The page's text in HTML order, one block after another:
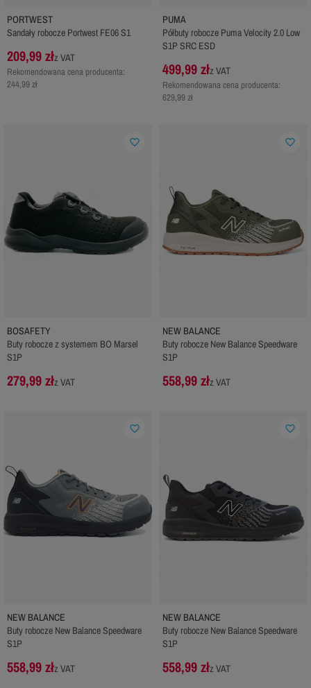
PORTWEST
Sandały robocze Portwest FE06 S1
209,99 złz VAT
Rekomendowana cena producenta:
244,99 zł
PUMA
Półbuty robocze Puma Velocity 2.0 Low
S1P SRC ESD
499,99 złz VAT
Rekomendowana cena producenta:
629,99 zł
BOSAFETY
Buty robocze z systemem BO Marsel
S1P
279,99 złz VAT
favorite_border
NEW BALANCE
Buty robocze New Balance Speedware
S1P
558,99 złz VAT
favorite_border
NEW BALANCE
Buty robocze New Balance Speedware
S1P
558,99 złz VAT
favorite_border
NEW BALANCE
Buty robocze New Balance Speedware
S1P
558,99 złz VAT
favorite_border